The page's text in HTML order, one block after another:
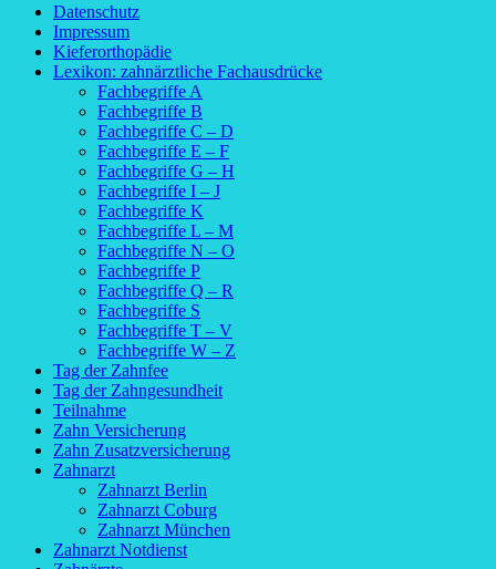
Datenschutz
Impressum
Kieferorthopädie
Lexikon: zahnärztliche Fachausdrücke
Fachbegriffe A
Fachbegriffe B
Fachbegriffe C – D
Fachbegriffe E – F
Fachbegriffe G – H
Fachbegriffe I – J
Fachbegriffe K
Fachbegriffe L – M
Fachbegriffe N – O
Fachbegriffe P
Fachbegriffe Q – R
Fachbegriffe S
Fachbegriffe T – V
Fachbegriffe W – Z
Tag der Zahnfee
Tag der Zahngesundheit
Teilnahme
Zahn Versicherung
Zahn Zusatzversicherung
Zahnarzt
Zahnarzt Berlin
Zahnarzt Coburg
Zahnarzt München
Zahnarzt Notdienst